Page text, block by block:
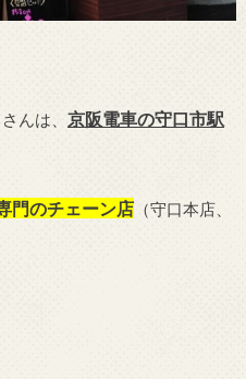
さんは、 京阪電車の守口市駅
門のチェーン店（守口本店、